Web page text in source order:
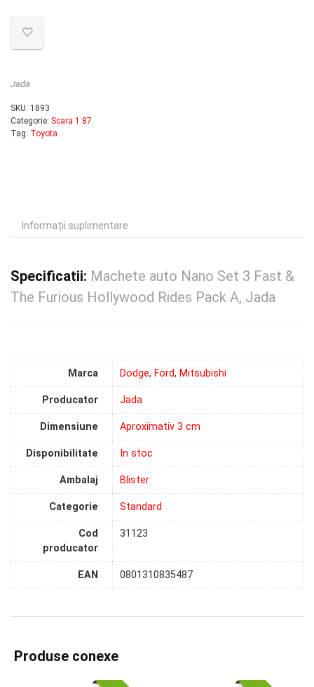
Jada
SKU: 1893
Categorie: Scara 1:87
Tag: Toyota
Informații suplimentare
Specificatii: Machete auto Nano Set 3 Fast &
The Furious Hollywood Rides Pack A, Jada
Marca Dodge, Ford, Mitsubishi
Producator Jada
Dimensiune Aproximativ 3 cm
Disponibilitate In stoc
Ambalaj Blister
Categorie Standard
Cod
producator
31123
EAN 0801310835487
Produse conexe